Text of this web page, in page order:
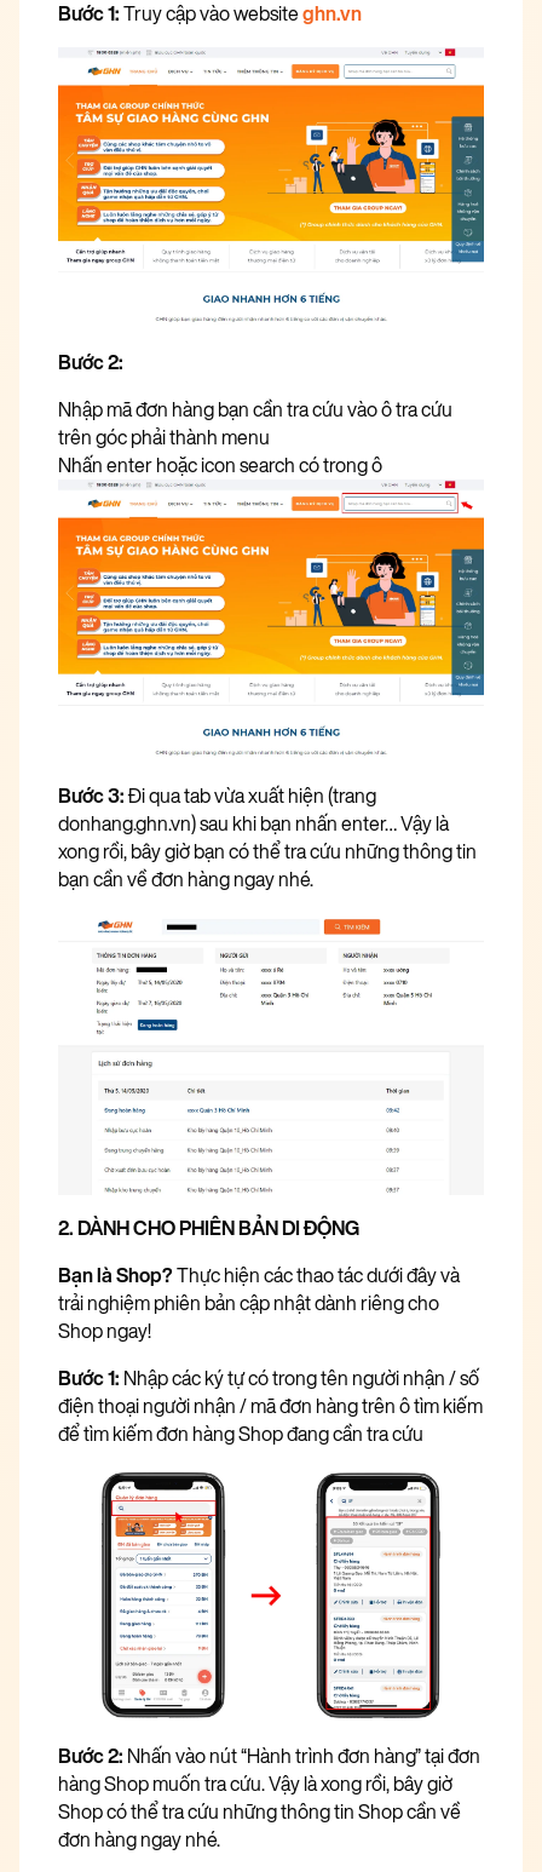
Bước 1: Truy cập vào websiteghn.vn
Bước 2:
Nhập mã đơn hàng bạn cần tra cứu vào ô tra cứu
trên góc phải thành menu
Nhấn enter hoặc icon search có trong ô
Bước 3:Đi qua tab vừa xuất hiện (trang
donhang.ghn.vn) sau khi bạn nhấn enter… Vậy là
xong rồi, bây giờ bạn có thể tra cứu những thông tin
bạn cần về đơn hàng ngay nhé.
2. DÀNH CHO PHIÊN BẢN DI ĐỘNG
Bạn là Shop? Thực hiện các thao tác dưới đây và
trải nghiệm phiên bản cập nhật dành riêng cho
Shop ngay!
Bước 1: Nhập các ký tự có trong tên người nhận / số
điện thoại người nhận / mã đơn hàng trên ô tìm kiếm
để tìm kiếm đơn hàng Shop đang cần tra cứu
Bước 2: Nhấn vào nút “Hành trình đơn hàng” tại đơn
hàng Shop muốn tra cứu. Vậy là xong rồi, bây giờ
Shop có thể tra cứu những thông tin Shop cần về
đơn hàng ngay nhé.